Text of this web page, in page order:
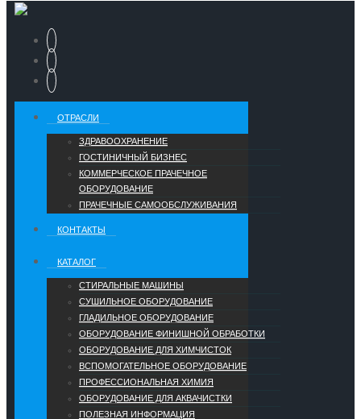
ОТРАСЛИ
ЗДРАВООХРАНЕНИЕ
ГОСТИНИЧНЫЙ БИЗНЕС
КОММЕРЧЕСКОЕ ПРАЧЕЧНОЕ
ОБОРУДОВАНИЕ
ПРАЧЕЧНЫЕ САМООБСЛУЖИВАНИЯ
КОНТАКТЫ
КАТАЛОГ
СТИРАЛЬНЫЕ МАШИНЫ
СУШИЛЬНОЕ ОБОРУДОВАНИЕ
ГЛАДИЛЬНОЕ ОБОРУДОВАНИЕ
ОБОРУДОВАНИЕ ФИНИШНОЙ ОБРАБОТКИ
ОБОРУДОВАНИЕ ДЛЯ ХИМЧИСТОК
ВСПОМОГАТЕЛЬНОЕ ОБОРУДОВАНИЕ
ПРОФЕССИОНАЛЬНАЯ ХИМИЯ
ОБОРУДОВАНИЕ ДЛЯ АКВАЧИСТКИ
ПОЛЕЗНАЯ ИНФОРМАЦИЯ